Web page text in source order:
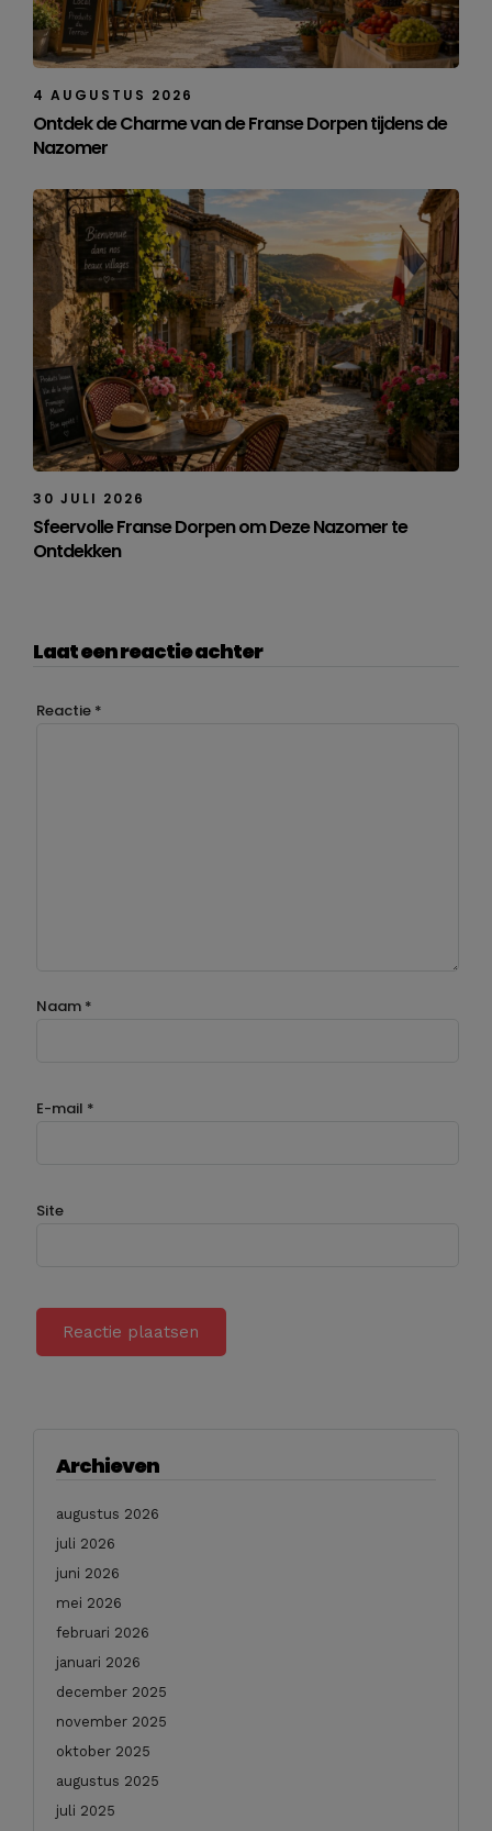
4 AUGUSTUS 2026
Ontdek de Charme van de Franse Dorpen tijdens de
Nazomer
30 JULI 2026
Sfeervolle Franse Dorpen om Deze Nazomer te
Ontdekken
Laat een reactie achter
Reactie *
Naam *
E-mail *
Site
Archieven
augustus 2026
juli 2026
juni 2026
mei 2026
februari 2026
januari 2026
december 2025
november 2025
oktober 2025
augustus 2025
juli 2025